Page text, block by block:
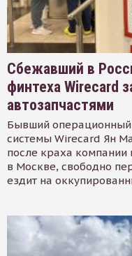
Сбежавший в
финтеха Wirecard
автозапчастями
Бывший
системы Wirecard Ян
после краха компании
в Москве, свободно
ездит на